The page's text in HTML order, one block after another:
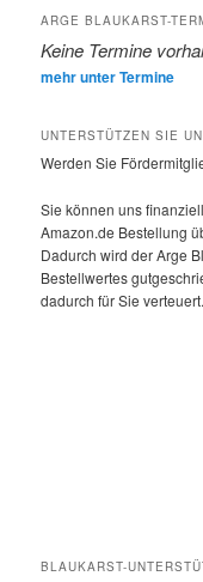
ARGE BLAUKARST-
Keine Termine
mehr unter Termine
UNTERSTÜTZEN SIE
Werden Sie
Sie können uns
Amazon.de Bestellung
Dadurch wird der Arge
Bestellwertes
dadurch für Sie verteuert.
BLAUKARST-